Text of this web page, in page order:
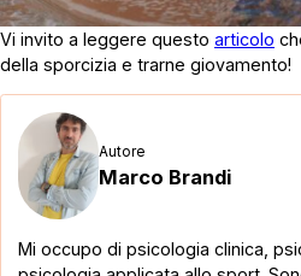
Vi invito a leggere questo articolo
della sporcizia e trarne giovamento!
Autore
Marco Brandi
Mi occupo di psicologia clinica,